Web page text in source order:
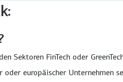
Sektoren FinTech oder
oder europäischer Unternehmen